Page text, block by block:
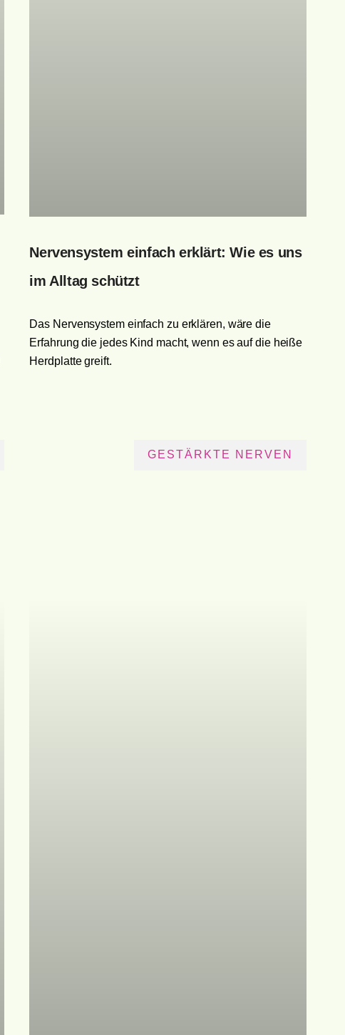
Nervensystem einfach erklärt: Wie es uns
im Alltag schützt
Das Nervensystem einfach zu erklären, wäre die
Erfahrung die jedes Kind macht, wenn es auf die heiße
Herdplatte greift.
GESTÄRKTE NERVEN